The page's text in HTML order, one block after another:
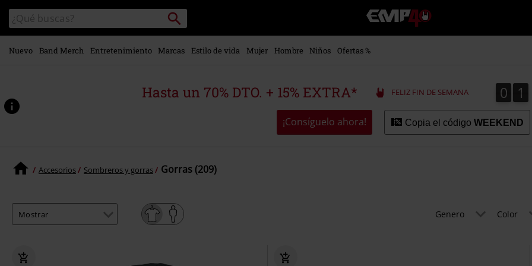
contenido
principal
Buscar
en
el
catálogo
Buscar
EMP
-
Música,
Merch
Ropa
Alternativa
Nuevo Band Merch Entretenimiento Marcas Estilo de vida Mujer Hombre Niños Ofertas %
Hasta un 70% DTO. + 15% EXTRA* FELIZ FIN DE SEMANA 0
0 1
1
¡Consíguelo ahora! Copia el código WEEKEND
Accesorios Sombreros y gorras Gorras (209)
Genero Color